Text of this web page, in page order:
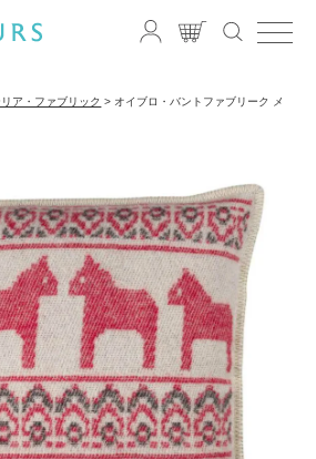
ア・ファブリック
オイブロ・バントファブリーク メ